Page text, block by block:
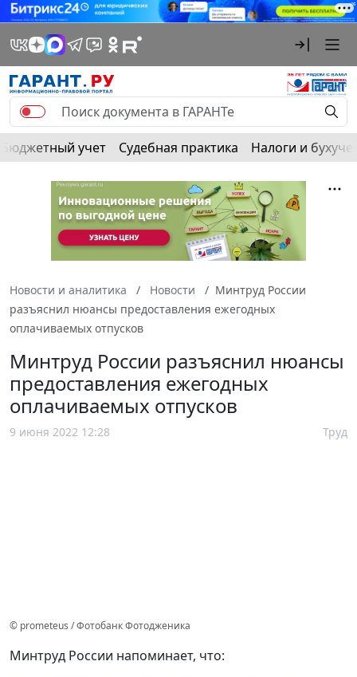
Бюджетный учет Судебная практика Налоги и
Новости и аналитика Новости
Минтруд России
разъяснил нюансы предоставления ежегодных
оплачиваемых отпусков
Минтруд России разъяснил нюансы
предоставления ежегодных
оплачиваемых отпусков
9 июня 2022 12:28 Труд
© prometeus / Фотобанк Фотодженика
Минтруд России напоминает, что: